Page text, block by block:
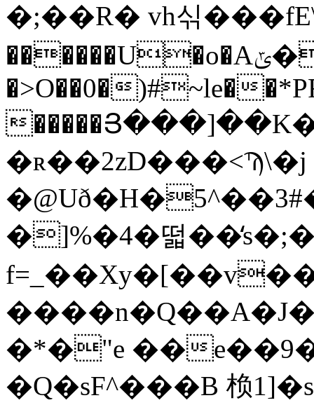
�;��R� vh싞
������U�o�Aݶ�y�-V��ͦ��R$Pd/
�>O��0�)#~le�
�]%�4�떫
�*�"e ��
�Q�sF^���B 㭥